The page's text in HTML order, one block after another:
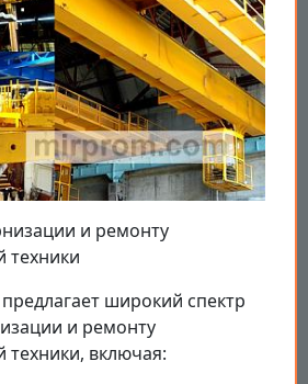
и ремонту
техники
широкий спектр
и ремонту
техники, включая: